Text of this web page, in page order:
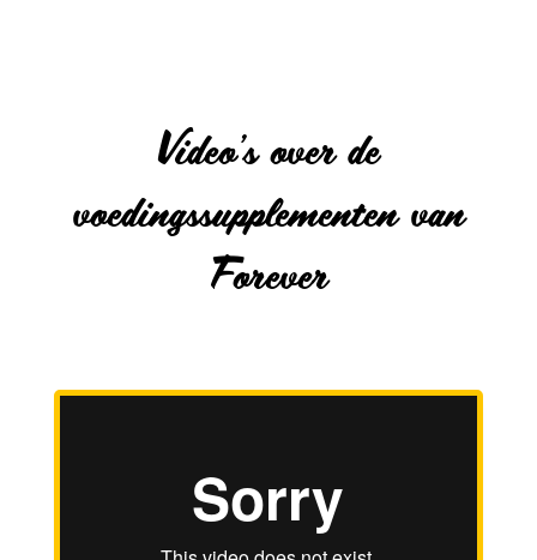
Video’s over de
voedingssupplementen van
Forever